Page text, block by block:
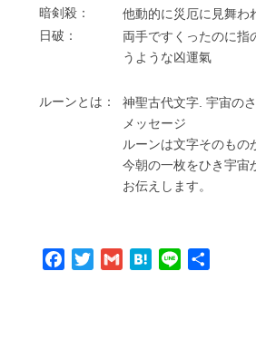
暗剣殺：
他動的に災厄に⾒舞わ
⽇破：
両⼿ですくったのに指
うような凶運氣
ルーンとは：
神聖古代⽂字. 宇宙の
メッセージ
ルーンは⽂字そのもの
今朝の⼀枚をひき宇宙
お伝えします。
Facebook
TwitterGmail Hatena
Line